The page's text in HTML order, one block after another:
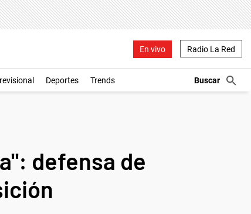
En vivo Radio La Red
Deportes Trends
defensa de